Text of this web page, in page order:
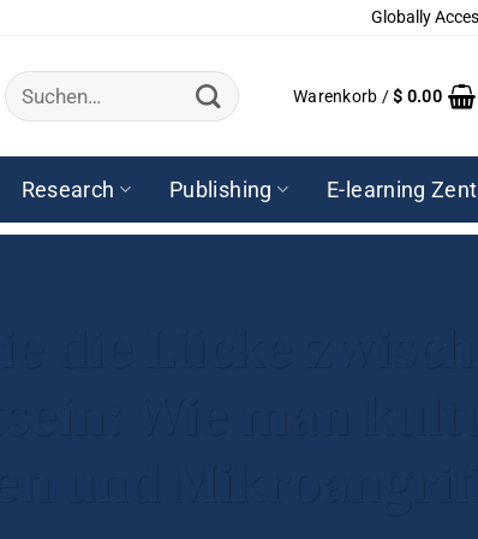
Globally
Suchen
nach:
Warenkorb /$ 0.00
Research Publishing E-learning